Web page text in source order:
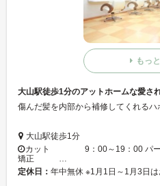
もっ
大山駅徒歩1分のアットホームな愛さ
大山駅徒歩1分
カット 9：00～19：00 パーマ
矯正 …
定休日： 年中無休 ※1月1日～1月3日は